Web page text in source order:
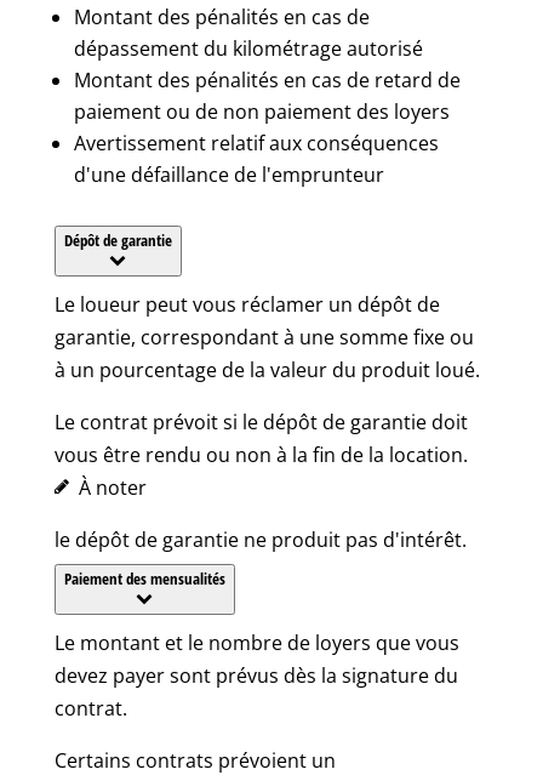
Montant des pénalités en cas de
dépassement du kilométrage autorisé
Montant des pénalités en cas de retard de
paiement ou de non paiement des loyers
Avertissement relatif aux conséquences
d'une défaillance de l'emprunteur
Dépôt de garantie
Le loueur peut vous réclamer un dépôt de
garantie, correspondant à une somme fixe ou
à un pourcentage de la valeur du produit loué.
Le contrat prévoit si le dépôt de garantie doit
vous être rendu ou non à la fin de la location.
À noter
le dépôt de garantie ne produit pas d'intérêt.
Paiement des mensualités
Le montant et le nombre de loyers que vous
devez payer sont prévus dès la signature du
contrat.
Certains contrats prévoient un